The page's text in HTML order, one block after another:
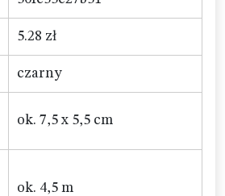
5.28 zł
czarny
ok. 7,5 x 5,5 cm
ok. 4,5 m